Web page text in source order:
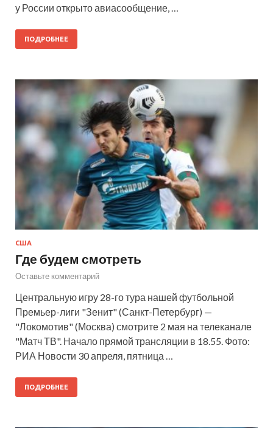
у России открыто авиасообщение, …
ПОДРОБНЕЕ
США
Где будем смотреть
Оставьте комментарий
Центральную игру 28-го тура нашей футбольной
Премьер-лиги "Зенит" (Санкт-Петербург) —
"Локомотив" (Москва) смотрите 2 мая на телеканале
"Матч ТВ". Начало прямой трансляции в 18.55. Фото:
РИА Новости 30 апреля, пятница …
ПОДРОБНЕЕ